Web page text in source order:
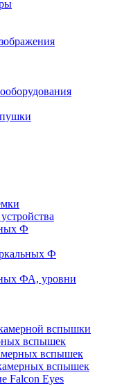
Ф
Ф
ФА, уровни
вспышки
вспышек
вспышек
вспышек
Falcon Eyes